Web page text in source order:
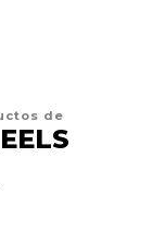
de